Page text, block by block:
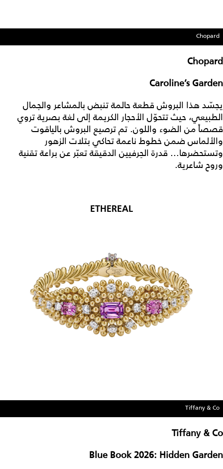
Chopard
Chopard
Caroline’s Garden
يجسّد هذا البروش قطعة حالمة تنبض بالمشاعر والجمال
الطبيعي، حيث تتحوّل الأحجار الكريمة إلى لغة بصرية تروي
قصصاً من الضوء واللون. تم ترصيع البروش بالياقوت
والألماس ضمن خطوط ناعمة تحاكي بتلات الزهور
وتستحضرها... قدرة الحِرفيين الدقيقة تعبّر عن براعة تقنية
وروح شاعرية.
ETHEREAL
Tiffany & Co
Tiffany & Co
Blue Book 2026: Hidden Garden